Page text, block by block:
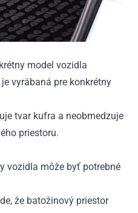
model vozidla
vyrábaná pre konkrétny
tvar kufra a neobmedzuje
priestoru.
vozidla môže byť potrebné
že batožinový priestor